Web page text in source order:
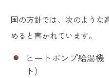
国の方針では、次のような
めると書かれています。
ヒートポンプ給湯機
ト）